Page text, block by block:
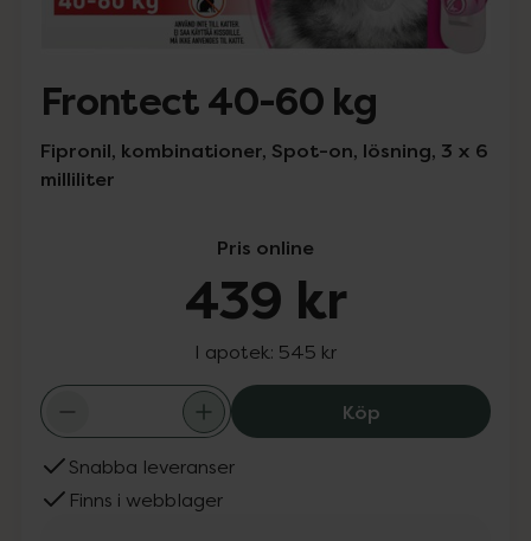
Frontect 40-60 kg
Fipronil, kombinationer, Spot-on, lösning, 3 x 6
milliliter
Pris online
439 kr
I apotek: 545 kr
KöpFrontect 40-
Snabba leveranser
Finns i webblager